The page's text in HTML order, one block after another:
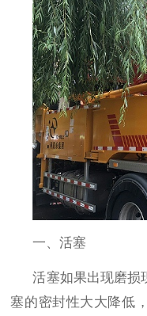
一、活塞
活塞如果出现磨损
塞的密封性大大降低